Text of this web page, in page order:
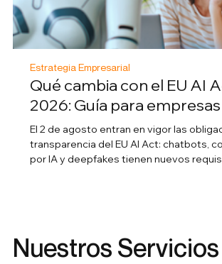
Qué cambia con el EU AI
2026: Guía para empresas
El 2 de agosto entran en vigor las
transparencia del EU AI Act: chatbots,
por IA y deepfakes tienen nuevos
Estrategia Empresarial
Nuestros Servicios